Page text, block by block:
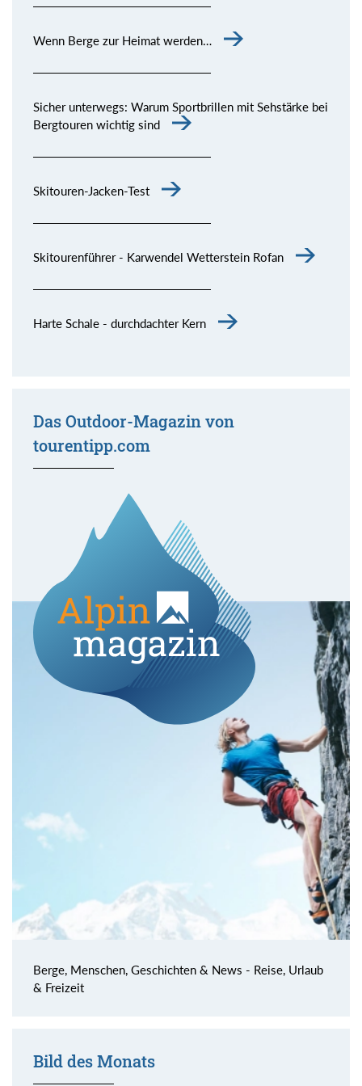
Wenn Berge zur Heimat werden…
Sicher unterwegs: Warum Sportbrillen mit Sehstärke bei
Bergtouren wichtig sind
Skitouren-Jacken-Test
Skitourenführer - Karwendel Wetterstein Rofan
Harte Schale - durchdachter Kern
Das Outdoor-Magazin von
tourentipp.com
Berge, Menschen, Geschichten & News - Reise, Urlaub
& Freizeit
Bild des Monats